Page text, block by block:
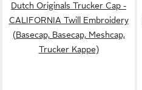
Dutch Originals Trucker Cap -
CALIFORNIA Twill Embroidery
(Basecap, Basecap, Meshcap,
Trucker Kappe)